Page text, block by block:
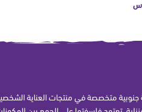
جنوبية متخصصة في منتجات العناية